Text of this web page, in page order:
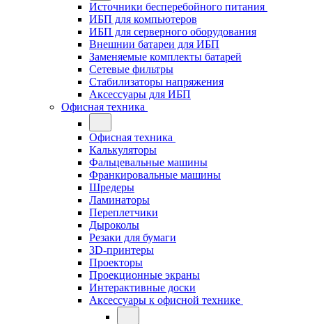
Источники бесперебойного питания
ИБП для компьютеров
ИБП для серверного оборудования
Внешнии батареи для ИБП
Заменяемые комплекты батарей
Сетевые фильтры
Стабилизаторы напряжения
Аксессуары для ИБП
Офисная техника
Офисная техника
Калькуляторы
Фальцевальные машины
Франкировальные машины
Шредеры
Ламинаторы
Переплетчики
Дыроколы
Резаки для бумаги
3D-принтеры
Проекторы
Проекционные экраны
Интерактивные доски
Аксессуары к офисной технике